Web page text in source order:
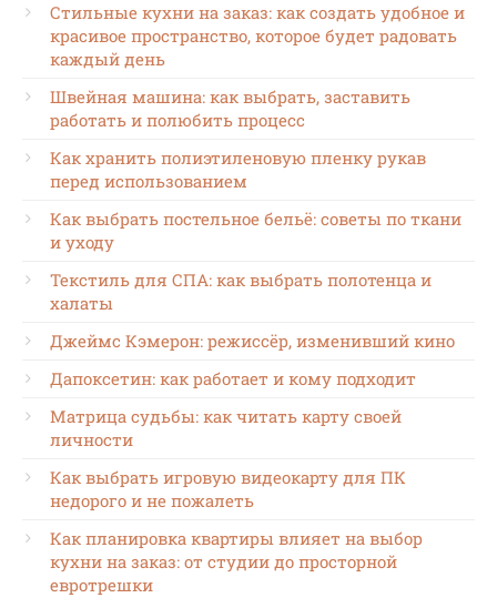
Стильные кухни на заказ: как создать удобное и
красивое пространство, которое будет радовать
каждый день
Швейная машина: как выбрать, заставить
работать и полюбить процесс
Как хранить полиэтиленовую пленку рукав
перед использованием
Как выбрать постельное бельё: советы по ткани
и уходу
Текстиль для СПА: как выбрать полотенца и
халаты
Джеймс Кэмерон: режиссёр, изменивший кино
Дапоксетин: как работает и кому подходит
Матрица судьбы: как читать карту своей
личности
Как выбрать игровую видеокарту для ПК
недорого и не пожалеть
Как планировка квартиры влияет на выбор
кухни на заказ: от студии до просторной
евротрешки